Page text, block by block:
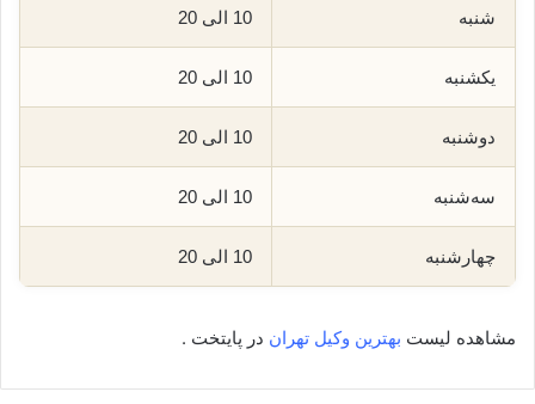
شنبه 10 الی 20
یکشنبه 10 الی 20
دوشنبه 10 الی 20
سه‌شنبه 10 الی 20
چهارشنبه 10 الی 20
مشاهده لیست بهترین وکیل تهران در پایتخت .